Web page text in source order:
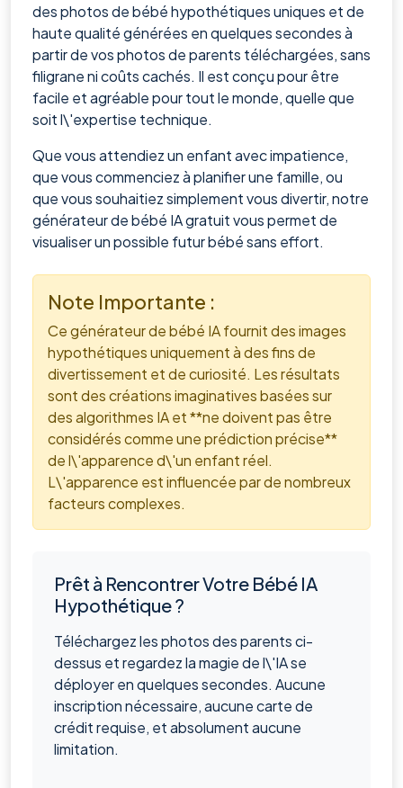
des photos de bébé hypothétiques uniques et de
haute qualité générées en quelques secondes à
partir de vos photos de parents téléchargées, sans
filigrane ni coûts cachés. Il est conçu pour être
facile et agréable pour tout le monde, quelle que
soit l\'expertise technique.
Que vous attendiez un enfant avec impatience,
que vous commenciez à planifier une famille, ou
que vous souhaitiez simplement vous divertir, notre
générateur de bébé IA gratuit vous permet de
visualiser un possible futur bébé sans effort.
Note Importante :
Ce générateur de bébé IA fournit des images
hypothétiques uniquement à des fins de
divertissement et de curiosité. Les résultats
sont des créations imaginatives basées sur
des algorithmes IA et **ne doivent pas être
considérés comme une prédiction précise**
de l\'apparence d\'un enfant réel.
L\'apparence est influencée par de nombreux
facteurs complexes.
Prêt à Rencontrer Votre Bébé IA
Hypothétique ?
Téléchargez les photos des parents ci-
dessus et regardez la magie de l\'IA se
déployer en quelques secondes. Aucune
inscription nécessaire, aucune carte de
crédit requise, et absolument aucune
limitation.